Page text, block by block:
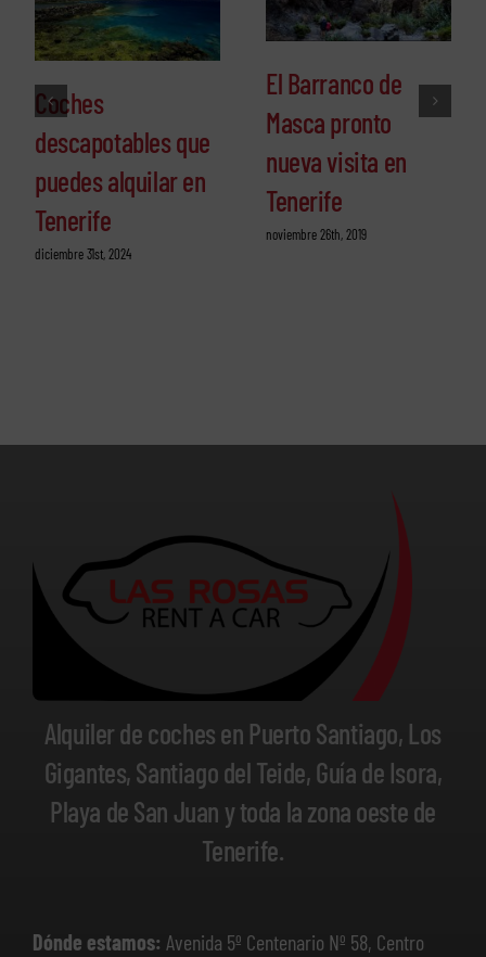
Coches
descapotables que
puedes alquilar en
Tenerife
diciembre 31st, 2024
El Barranco de
Masca pronto
nueva visita en
Tenerife
noviembre 26th, 2019
Alquiler de coches en Puerto Santiago, Los
Gigantes, Santiago del Teide, Guía de Isora,
Playa de San Juan y toda la zona oeste de
Tenerife.
Dónde estamos: Avenida 5º Centenario Nº 58, Centro